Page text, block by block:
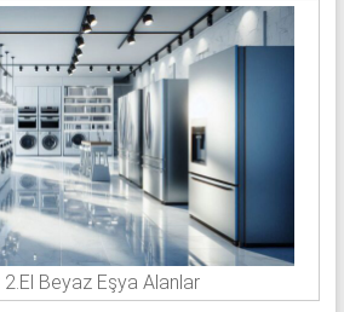
2.El Beyaz Eşya Alanlar